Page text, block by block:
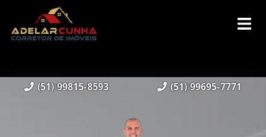
(51) 99815-8593 (51) 99695-7771